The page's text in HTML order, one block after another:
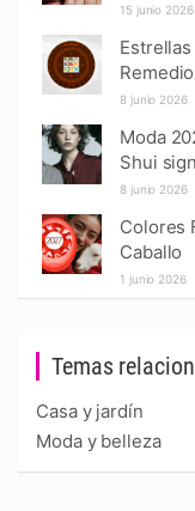
Temas
Casa y jardín
Moda y belleza
15 junio 2026
8 junio 2026
Moda
Shui
8 junio 2026
Colores
Caballo
1 junio 2026